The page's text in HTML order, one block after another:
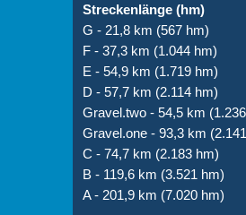
Streckenlänge (hm)
G - 21,8 km (567 hm)
F - 37,3 km (1.044 hm)
E - 54,9 km (1.719 hm)
D - 57,7 km (2.114 hm)
Gravel.two - 54,5 km
Gravel.one - 93,3 km
C - 74,7 km (2.183 hm)
B - 119,6 km (3.521 hm)
A - 201,9 km (7.020 hm)